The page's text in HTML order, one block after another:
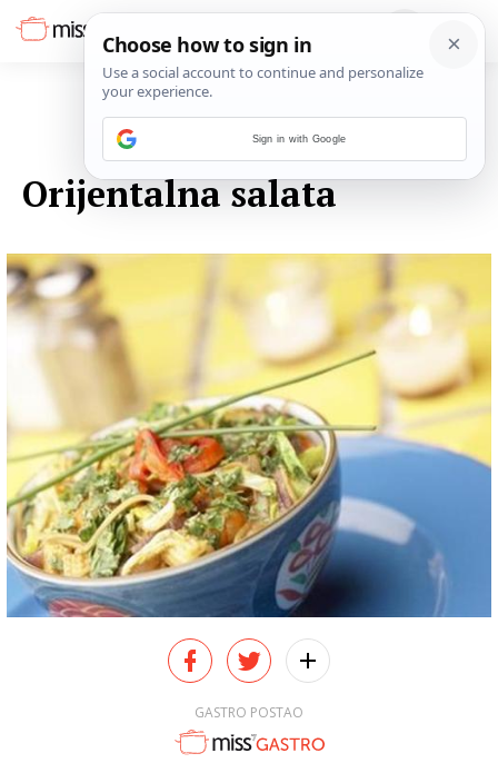
Orijentalna salata
GASTRO POSTAO
Sign in with Google